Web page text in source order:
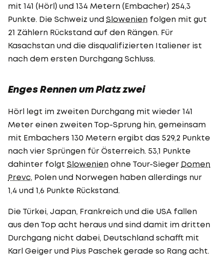
mit 141 (Hörl) und 134 Metern (Embacher) 254,3
Punkte. Die Schweiz und Slowenien folgen mit gut
21 Zählern Rückstand auf den Rängen. Für
Kasachstan und die disqualifizierten Italiener ist
nach dem ersten Durchgang Schluss.
Enges Rennen um Platz zwei
Hörl legt im zweiten Durchgang mit wieder 141
Meter einen zweiten Top-Sprung hin, gemeinsam
mit Embachers 130 Metern ergibt das 529,2 Punkte
nach vier Sprüngen für Österreich. 53,1 Punkte
dahinter folgt Slowenien ohne Tour-Sieger Domen
Prevc, Polen und Norwegen haben allerdings nur
1,4 und 1,6 Punkte Rückstand.
Die Türkei, Japan, Frankreich und die USA fallen
aus den Top acht heraus und sind damit im dritten
Durchgang nicht dabei, Deutschland schafft mit
Karl Geiger und Pius Paschek gerade so Rang acht.